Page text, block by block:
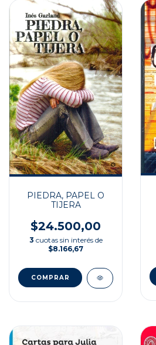
PIEDRA, PAPEL O
TIJERA
$24.500,00
3 cuotas sin interés de
$8.166,67